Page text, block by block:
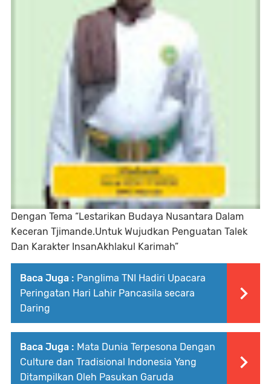
Dengan Tema “Lestarikan Budaya Nusantara Dalam
Keceran Tjimande.Untuk Wujudkan Penguatan Talek
Dan Karakter InsanAkhlakul Karimah”
Baca Juga : Panglima TNI Hadiri Upacara
Peringatan Hari Lahir Pancasila secara
Daring
Baca Juga : Mata Dunia Terpesona Dengan
Culture dan Tradisional Indonesia Yang
Ditampilkan Oleh Pasukan Garuda